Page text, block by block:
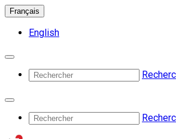
Français
English